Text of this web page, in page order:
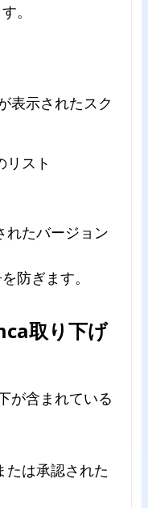
。
表示されたスク
リスト
れたバージョン
防ぎます。
取り下げ
が含まれている
たは承認された